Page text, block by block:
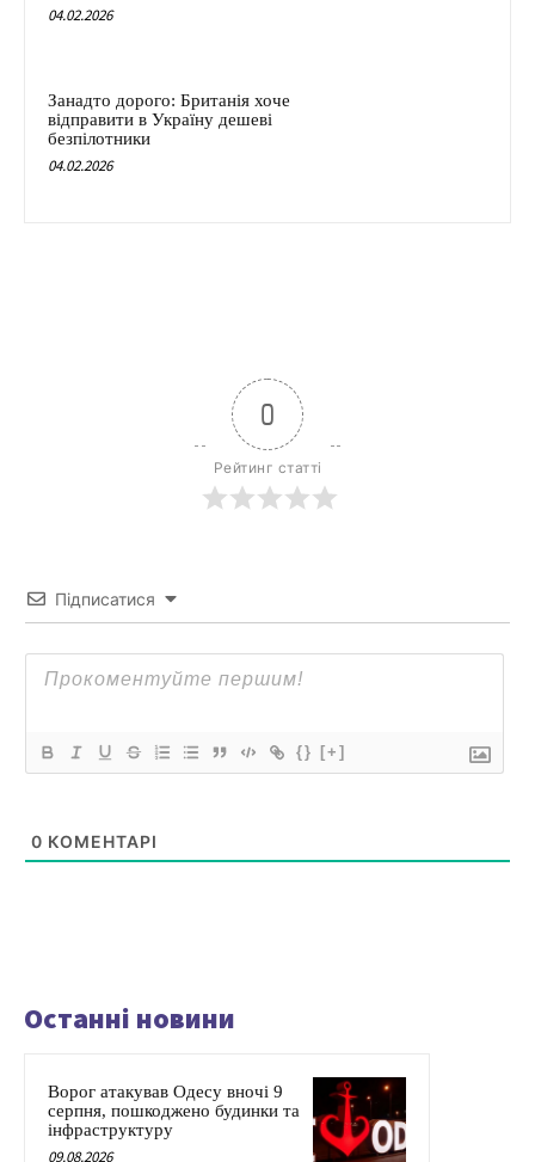
04.02.2026
Занадто дорого: Британія хоче
відправити в Україну дешеві
безпілотники
04.02.2026
0
Рейтинг статті
Підписатися
{} [+]
0 КОМЕНТАРІ
Останні новини
Ворог атакував Одесу вночі 9
серпня, пошкоджено будинки та
інфраструктуру
09.08.2026